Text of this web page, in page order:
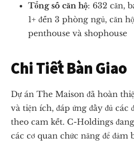
Tổng số căn hộ: 632 căn,
1+ đến 3 phòng ngủ, căn
penthouse và shophouse
Chi Tiết Bàn Giao
Dự án The Maison đã hoàn
và tiện ích, đáp ứng đầy đủ các
theo cam kết. C-Holdings
các cơ quan chức năng để